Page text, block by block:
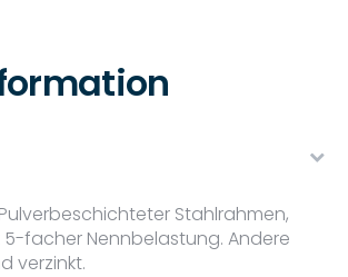
Stahlrahmen,
facher Nennbelastung. Andere
verzinkt.